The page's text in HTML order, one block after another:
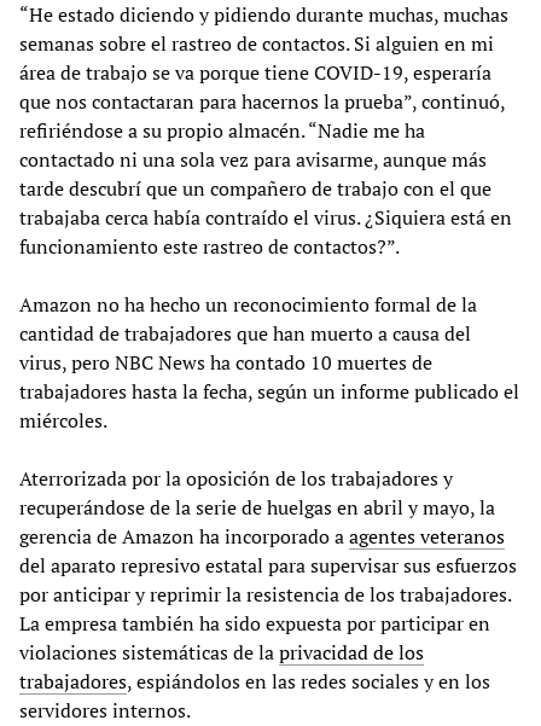
“He estado diciendo y pidiendo durante muchas, muchas
semanas sobre el rastreo de contactos. Si alguien en mi
área de trabajo se va porque tiene COVID-19, esperaría
que nos contactaran para hacernos la prueba”, continuó,
refiriéndose a su propio almacén. “Nadie me ha
contactado ni una sola vez para avisarme, aunque más
tarde descubrí que un compañero de trabajo con el que
trabajaba cerca había contraído el virus. ¿Siquiera está en
funcionamiento este rastreo de contactos?”.
Amazon no ha hecho un reconocimiento formal de la
cantidad de trabajadores que han muerto a causa del
virus, pero NBC News ha contado 10 muertes de
trabajadores hasta la fecha, según un informe publicado el
miércoles.
Aterrorizada por la oposición de los trabajadores y
recuperándose de la serie de huelgas en abril y mayo, la
gerencia de Amazon ha incorporado aagentes veteranos
del aparato represivo estatal para supervisar sus esfuerzos
por anticipar y reprimir la resistencia de los trabajadores.
La empresa también ha sido expuesta por participar en
violaciones sistemáticas de laprivacidad de los
trabajadores, espiándolos en las redes sociales y en los
servidores internos.